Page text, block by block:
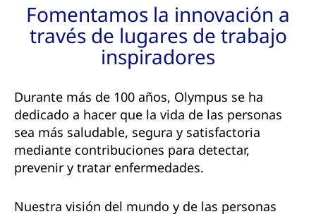
Fomentamos la innovación a
través de lugares de trabajo
inspiradores
Durante más de 100 años, Olympus se ha
dedicado a hacer que la vida de las personas
sea más saludable, segura y satisfactoria
mediante contribuciones para detectar,
prevenir y tratar enfermedades.
Nuestra visión del mundo y de las personas